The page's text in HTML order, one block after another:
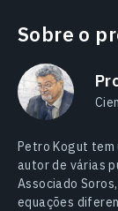
Sobre o
Petro Kogut tem
autor de várias
Associado
equações